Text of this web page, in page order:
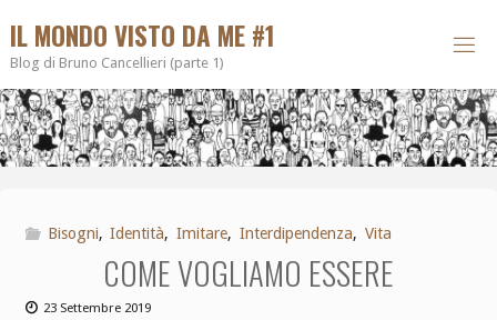
IL MONDO VISTO DA ME #1
Blog di Bruno Cancellieri (parte 1)
Bisogni, Identità, Imitare, Interdipendenza, Vita
COME VOGLIAMO ESSERE
23 Settembre 2019